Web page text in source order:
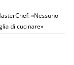
«Nessuno
di cucinare»